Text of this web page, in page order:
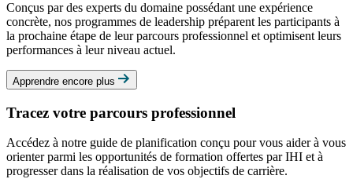
Conçus par des experts du domaine possédant une expérience
concrète, nos programmes de leadership préparent les participants à
la prochaine étape de leur parcours professionnel et optimisent leurs
performances à leur niveau actuel.
Apprendre encore plus
Tracez votre parcours professionnel
Accédez à notre guide de planification conçu pour vous aider à vous
orienter parmi les opportunités de formation offertes par IHI et à
progresser dans la réalisation de vos objectifs de carrière.